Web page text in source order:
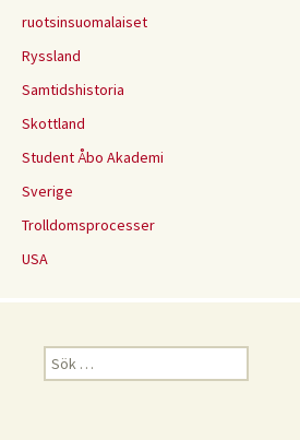
ruotsinsuomalaiset
Ryssland
Samtidshistoria
Skottland
Student Åbo Akademi
Sverige
Trolldomsprocesser
USA
Sök
efter: